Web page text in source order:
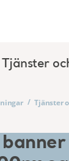
Tjänster
/ Tjänster